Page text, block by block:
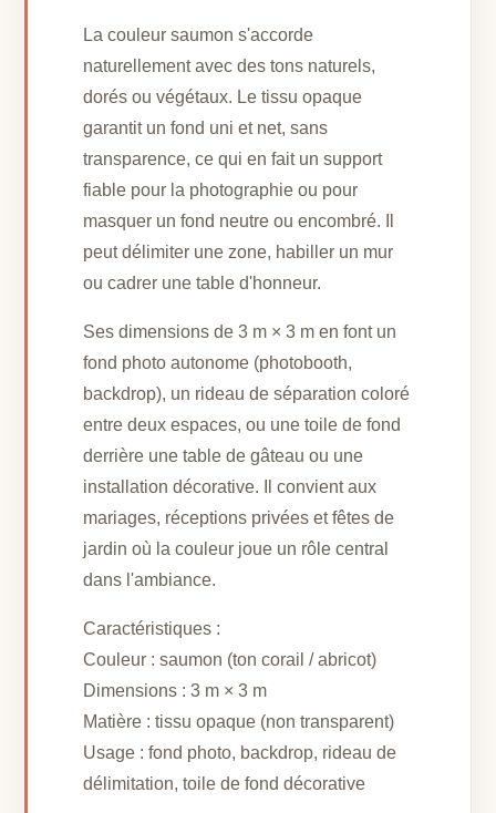
La couleur saumon s'accorde
naturellement avec des tons naturels,
dorés ou végétaux. Le tissu opaque
garantit un fond uni et net, sans
transparence, ce qui en fait un support
fiable pour la photographie ou pour
masquer un fond neutre ou encombré. Il
peut délimiter une zone, habiller un mur
ou cadrer une table d'honneur.
Ses dimensions de 3 m × 3 m en font un
fond photo autonome (photobooth,
backdrop), un rideau de séparation coloré
entre deux espaces, ou une toile de fond
derrière une table de gâteau ou une
installation décorative. Il convient aux
mariages, réceptions privées et fêtes de
jardin où la couleur joue un rôle central
dans l'ambiance.
Caractéristiques :
Couleur : saumon (ton corail / abricot)
Dimensions : 3 m × 3 m
Matière : tissu opaque (non transparent)
Usage : fond photo, backdrop, rideau de
délimitation, toile de fond décorative